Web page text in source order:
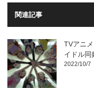
関連記事
TVアニ
イドル同
2022/10/7